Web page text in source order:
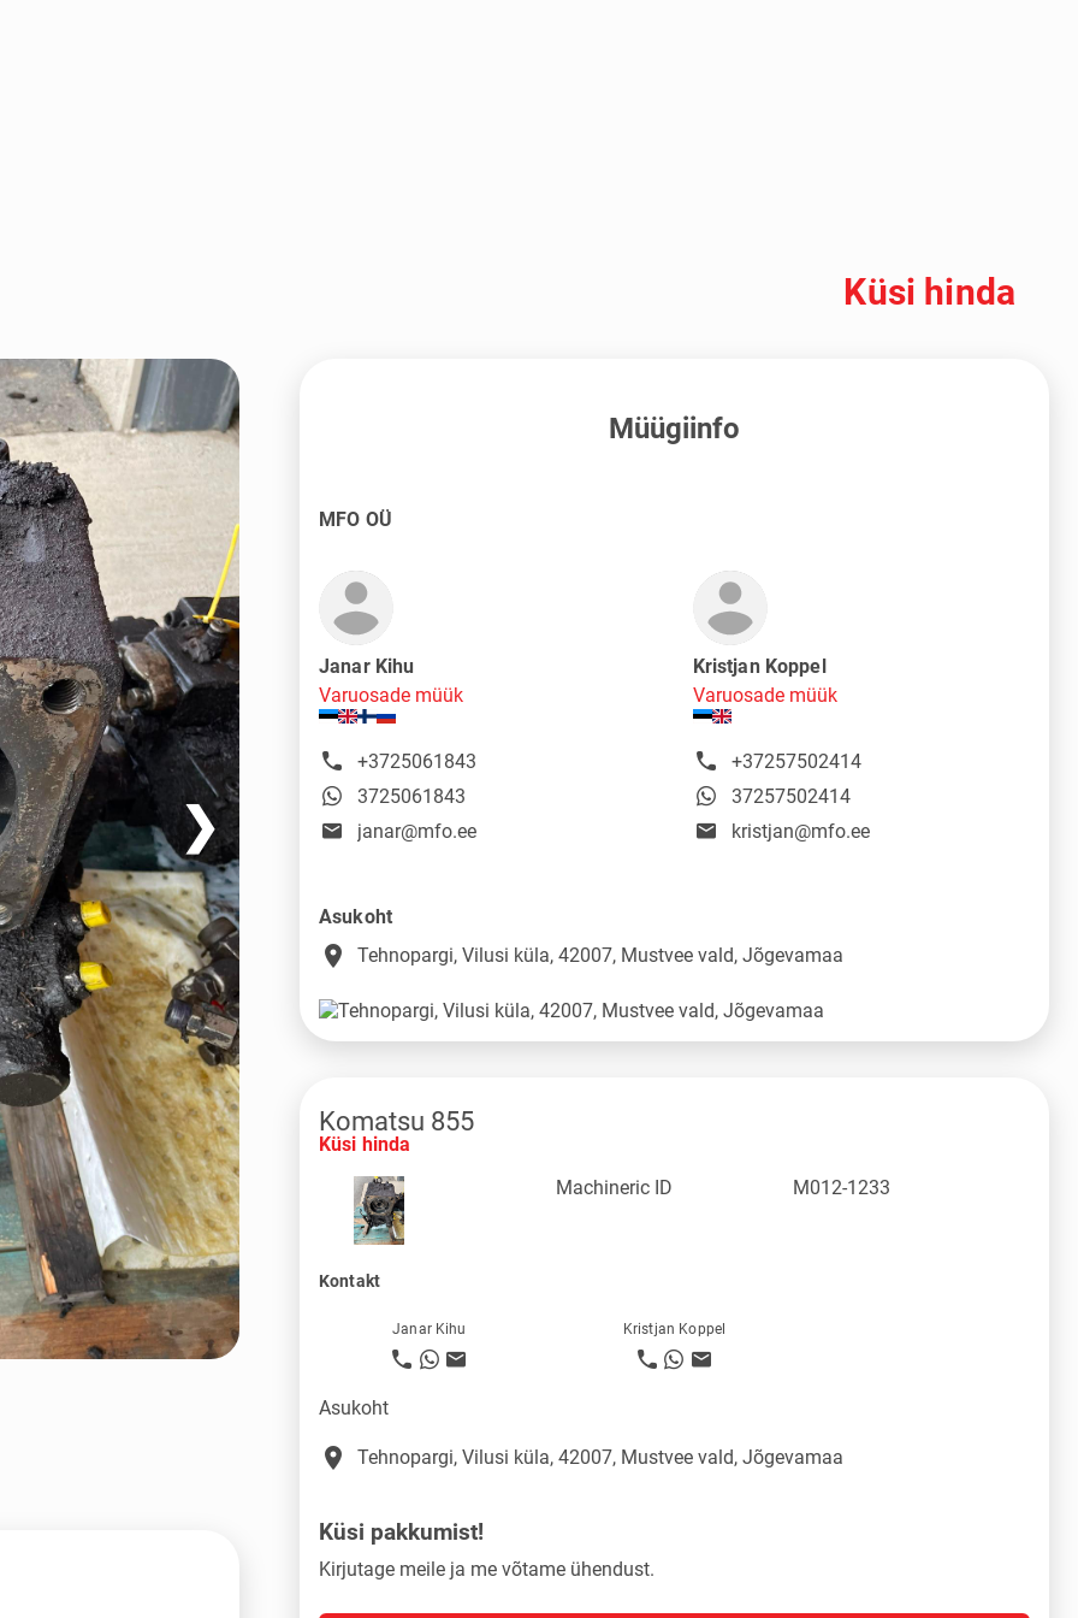
Küsi hinda
❯
Müügiinfo
MFO OÜ
Janar Kihu
Varuosade müük
+3725061843
3725061843
janar@mfo.ee
Kristjan Koppel
Varuosade müük
+37257502414
37257502414
kristjan@mfo.ee
Asukoht
place Tehnopargi, Vilusi küla, 42007, Mustvee vald, Jõgevamaa
Komatsu 855
Küsi hinda
Machineric ID
M012-1233
Kontakt
Janar Kihu Kristjan Koppel
Asukoht
place Tehnopargi, Vilusi küla, 42007, Mustvee vald, Jõgevamaa
Küsi pakkumist!
Kirjutage meile ja me võtame ühendust.